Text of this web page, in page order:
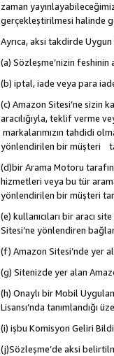
zaman
gerçekleştirilmesi halinde
Ayrıca, aksi takdirde
(a) Sözleşme’nizin feshinin
(b) iptal, iade veya para
(c) Amazon Sitesi’ne sizin
aracılığıyla, teklif verme
markalarımızın tahdidi
yönlendirilen bir müşteri
(d)bir Arama Motoru
hizmetleri veya bu tür
yönlendirilen bir müşteri
(e) kullanıcıları bir aracı
Sitesi’ne yönlendiren
(f) Amazon Sitesi’nde yer
(g) Sitenizde yer alan
(h) Onaylı bir Mobil
Lisansı’nda tanımlandığı
(i) işbu Komisyon Geliri
(j)Sözleşme’de aksi